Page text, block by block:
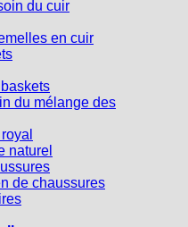
du cuir
en cuir
du mélange des
naturel
de chaussures